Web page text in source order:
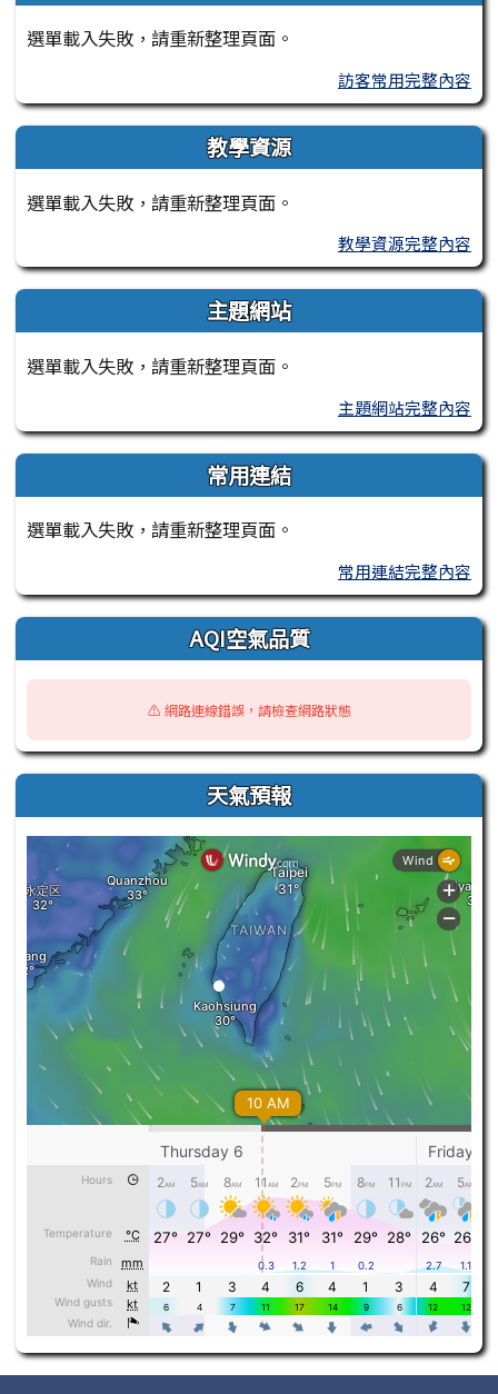
選單載入失敗，請重新整理頁面。
訪客常用完整內容
教學資源
選單載入失敗，請重新整理頁面。
教學資源完整內容
主題網站
選單載入失敗，請重新整理頁面。
主題網站完整內容
常用連結
選單載入失敗，請重新整理頁面。
常用連結完整內容
AQI空氣品質
⚠️ 網路連線錯誤，請檢查網路狀態
天氣預報